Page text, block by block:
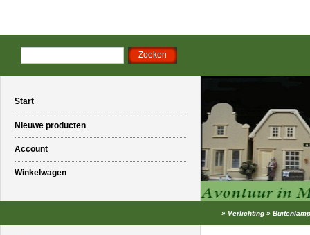
Start
Nieuwe producten
Account
Winkelwagen
» Verlichting » Buitenlamp